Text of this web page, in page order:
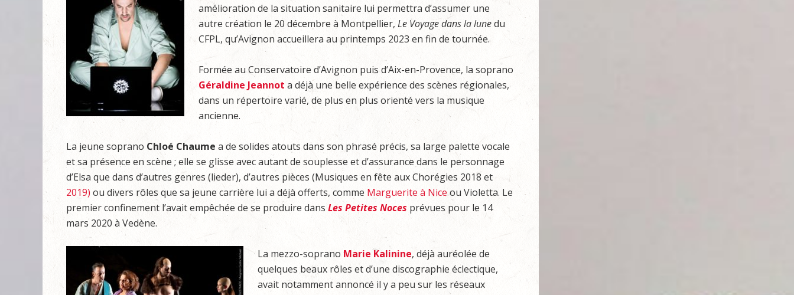
amélioration de la situation sanitaire lui permettra d’assumer une
autre création le 20 décembre à Montpellier, Le Voyage dans la lunedu
CFPL, qu’Avignon accueillera au printemps 2023 en fin de tournée.
Formée au Conservatoire d’Avignon puis d’Aix-en-Provence, la soprano
Géraldine Jeannot a déjà une belle expérience des scènes régionales,
dans un répertoire varié, de plus en plus orienté vers la musique
ancienne.
La jeune soprano Chloé Chaume a de solides atouts dans son phrasé précis, sa large palette vocale
et sa présence en scène ; elle se glisse avec autant de souplesse et d’assurance dans le personnage
d’Elsa que dans d’autres genres (lieder), d’autres pièces (Musiques en fête aux Chorégies 2018 et
2019) ou divers rôles que sa jeune carrière lui a déjà offerts, comme Marguerite à Niceou Violetta. Le
premier confinement l’avait empêchée de se produire dans Les Petites Noces prévues pour le 14
mars 2020 à Vedène.
La mezzo-soprano Marie Kalinine, déjà auréolée de
quelques beaux rôles et d’une discographie éclectique,
avait notamment annoncé il y a peu sur les réseaux